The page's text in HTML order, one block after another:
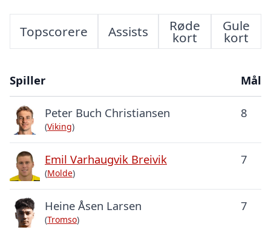
Topscorere Assists Røde
kort
Gule
kort
Spiller Mål
Peter Buch Christiansen
(Viking)
8
Emil Varhaugvik Breivik
(Molde)
7
Heine Åsen Larsen
(Tromso)
7